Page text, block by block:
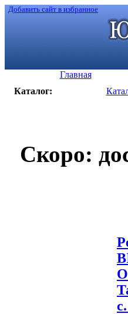
Добавить сайт в избранное
Главная
Каталог:
Скоро:
О
с.